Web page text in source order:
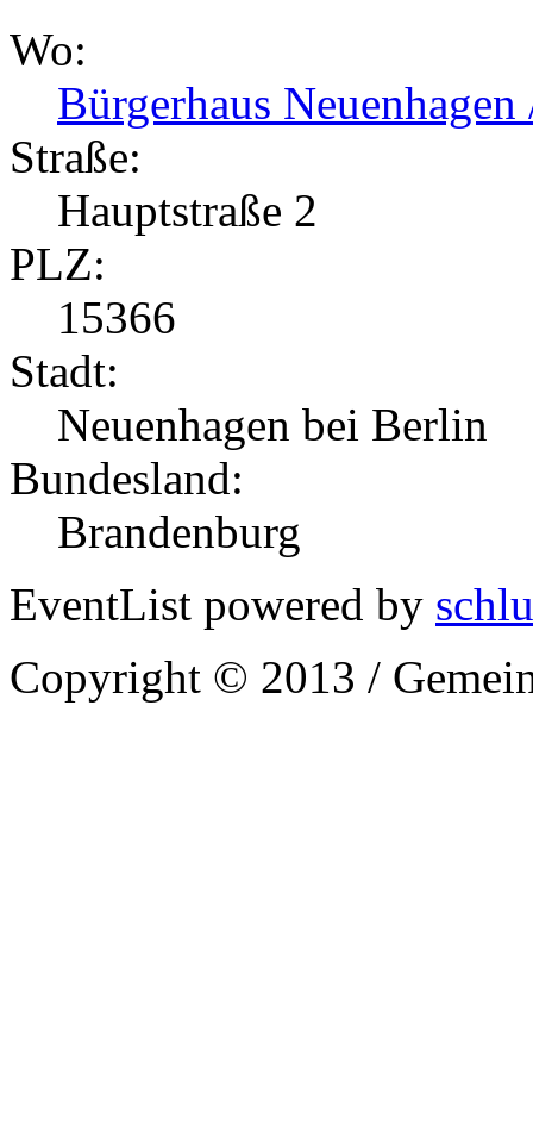
Wo:
Bürgerhaus
Straße:
Hauptstraße 2
PLZ:
15366
Stadt:
Neuenhagen bei Berlin
Bundesland:
Brandenburg
EventList powered by
Copyright © 2013 /